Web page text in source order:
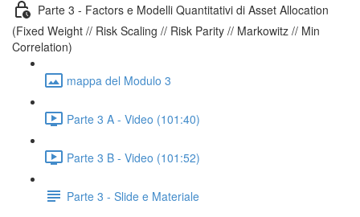
Parte 3 - Factors e Modelli Quantitativi di Asset Allocation
(Fixed Weight // Risk Scaling // Risk Parity // Markowitz // Min
Correlation)
mappa del Modulo 3
Parte 3 A - Video (101:40)
Parte 3 B - Video (101:52)
Parte 3 - Slide e Materiale